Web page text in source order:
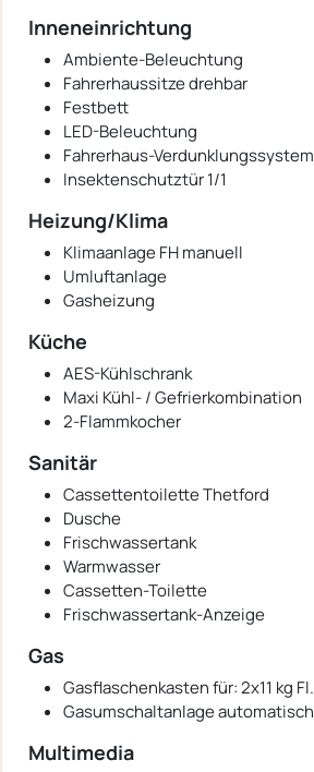
Inneneinrichtung
Ambiente-Beleuchtung
Fahrerhaussitze drehbar
Festbett
LED-Beleuchtung
Fahrerhaus-Verdunklungssystem
Insektenschutztür 1/1
Heizung/Klima
Klimaanlage FH manuell
Umluftanlage
Gasheizung
Küche
AES-Kühlschrank
Maxi Kühl- / Gefrierkombination
2-Flammkocher
Sanitär
Cassettentoilette Thetford
Dusche
Frischwassertank
Warmwasser
Cassetten-Toilette
Frischwassertank-Anzeige
Gas
Gasflaschenkasten für: 2x11 kg Fl.
Gasumschaltanlage automatisch
Multimedia